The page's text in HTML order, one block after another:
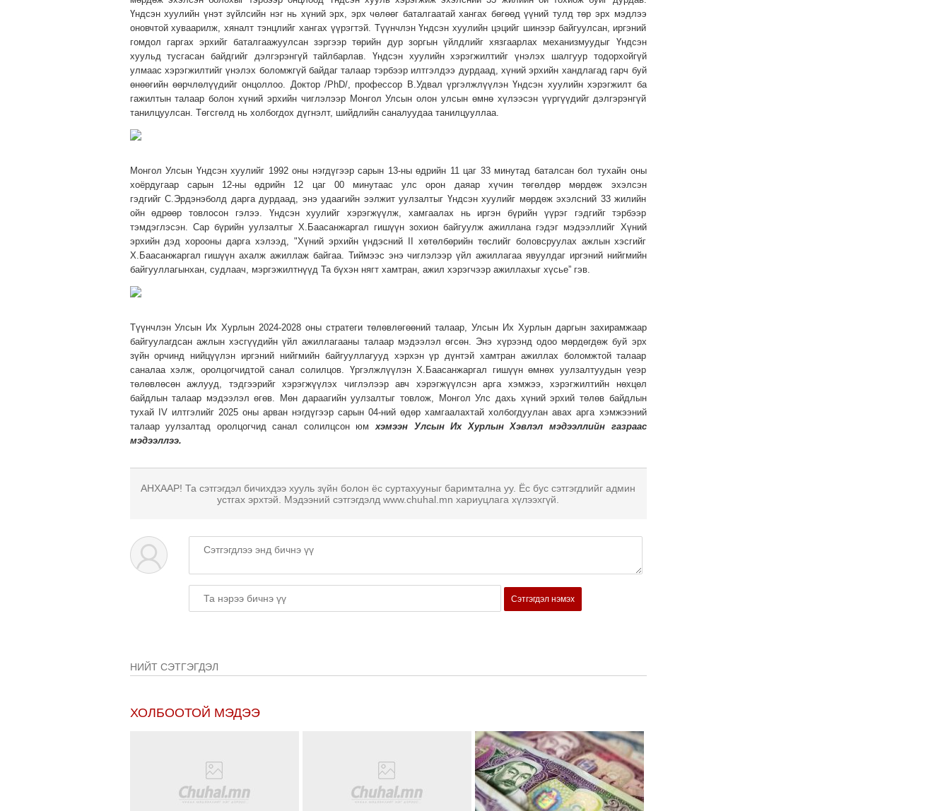
Үндсэн хуулийн үнэт зүйлсийн нэг нь хүний эрх, эрх чөлөөг баталгаатай хангах бөгөөд үүний тулд төр эрх мэдлээ
оновчтой хуваарилж, хяналт тэнцлийг хангах үүрэгтэй. Түүнчлэн Үндсэн хуулийн цэцийг шинээр байгуулсан, иргэний
гомдол гаргах эрхийг баталгаажуулсан зэргээр төрийн дур зоргын үйлдлийг хязгаарлах механизмуудыг Үндсэн
хуульд тусгасан байдгийг дэлгэрэнгүй тайлбарлав. Үндсэн хуулийн хэрэгжилтийг үнэлэх шалгуур тодорхойгүй
улмаас хэрэгжилтийг үнэлэх боломжгүй байдаг талаар тэрбээр илтгэлдээ дурдаад, хүний эрхийн хандлагад гарч буй
өнөөгийн өөрчлөлүүдийг онцоллоо. Доктор /PhD/, профессор В.Удвал үргэлжлүүлэн Үндсэн хуулийн хэрэгжилт ба
гажилтын талаар болон хүний эрхийн чиглэлээр Монгол Улсын олон улсын өмнө хүлээсэн үүргүүдийг дэлгэрэнгүй
танилцуулсан. Төгсгөлд нь холбогдох дүгнэлт, шийдлийн саналуудаа танилцууллаа.
Монгол Улсын Үндсэн хуулийг 1992 оны нэгдүгээр сарын 13-ны өдрийн 11 цаг 33 минутад баталсан бол тухайн оны
хоёрдугаар сарын 12-ны өдрийн 12 цаг 00 минутаас улс орон даяар хүчин төгөлдөр мөрдөж эхэлсэн
гэдгийг С.Эрдэнэболд дарга дурдаад, энэ удаагийн ээлжит уулзалтыг Үндсэн хуулийг мөрдөж эхэлсний 33 жилийн
ойн өдрөөр товлосон гэлээ. Үндсэн хуулийг хэрэгжүүлж, хамгаалах нь иргэн бүрийн үүрэг гэдгийг тэрбээр
тэмдэглэсэн. Сар бүрийн уулзалтыг Х.Баасанжаргал гишүүн зохион байгуулж ажиллана гэдэг мэдээллийг Хүний
эрхийн дэд хорооны дарга хэлээд, "Хүний эрхийн үндэсний II хөтөлбөрийн төслийг боловсруулах ажлын хэсгийг
Х.Баасанжаргал гишүүн ахалж ажиллаж байгаа. Тиймээс энэ чиглэлээр үйл ажиллагаа явуулдаг иргэний нийгмийн
байгууллагынхан, судлаач, мэргэжилтнүүд Та бүхэн нягт хамтран, ажил хэрэгчээр ажиллахыг хүсье” гэв.
Түүнчлэн Улсын Их Хурлын 2024-2028 оны стратеги төлөвлөгөөний талаар, Улсын Их Хурлын даргын захирамжаар
байгуулагдсан ажлын хэсгүүдийн үйл ажиллагааны талаар мэдээлэл өгсөн. Энэ хүрээнд одоо мөрдөгдөж буй эрх
зүйн орчинд нийцүүлэн иргэний нийгмийн байгууллагууд хэрхэн үр дүнтэй хамтран ажиллах боломжтой талаар
саналаа хэлж, оролцогчидтой санал солилцов. Үргэлжлүүлэн Х.Баасанжаргал гишүүн өмнөх уулзалтуудын үеэр
төлөвлөсөн ажлууд, тэдгээрийг хэрэгжүүлэх чиглэлээр авч хэрэгжүүлсэн арга хэмжээ, хэрэгжилтийн нөхцөл
байдлын талаар мэдээлэл өгөв. Мөн дараагийн уулзалтыг товлож, Монгол Улс дахь хүний эрхий төлөв байдлын
тухай IV илтгэлийг 2025 оны арван нэгдүгээр сарын 04-ний өдөр хамгаалахтай холбогдуулан авах арга хэмжээний
талаар уулзалтад оролцогчид санал солилцсон юм хэмээн Улсын Их Хурлын Хэвлэл мэдээллийн газраас
мэдээллээ.
АНХААР! Та сэтгэгдэл бичихдээ хууль зүйн болон ёс суртахууныг баримтална уу. Ёс бус сэтгэгдлийг админ
устгах эрхтэй. Мэдээний сэтгэгдэлд www.chuhal.mn хариуцлага хүлээхгүй.
Сэтгэгдэл нэмэх
НИЙТ СЭТГЭГДЭЛ
ХОЛБООТОЙ МЭДЭЭ